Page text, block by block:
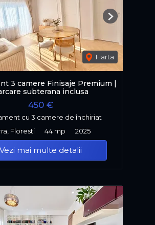
Harta
Next
3 camere Finisaje Premium |
subterana inclusa
450 €
cu 3 camere de închiriat
Floresti
44 mp 2025
Vezi mai multe detalii